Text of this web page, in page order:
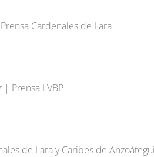
Cardenales de Lara
Prensa LVBP
de Lara y Caribes de